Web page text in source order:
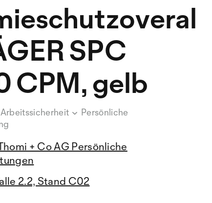
SPC
CPM, gelb
Persönliche
+ Co AG Persönliche
2.2, Stand C02